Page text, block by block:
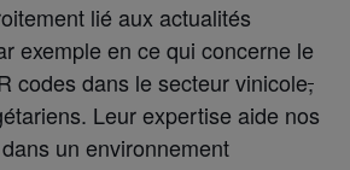
lié aux actualités
exemple en ce qui concerne le
codes dans le secteur vinicole,
Leur expertise aide nos
un environnement